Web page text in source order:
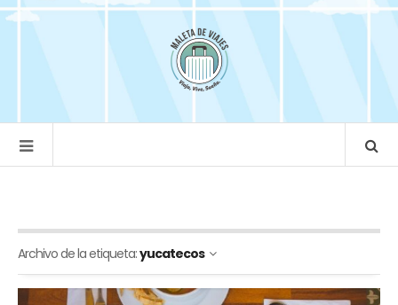
Archivo de la etiqueta:yucatecos